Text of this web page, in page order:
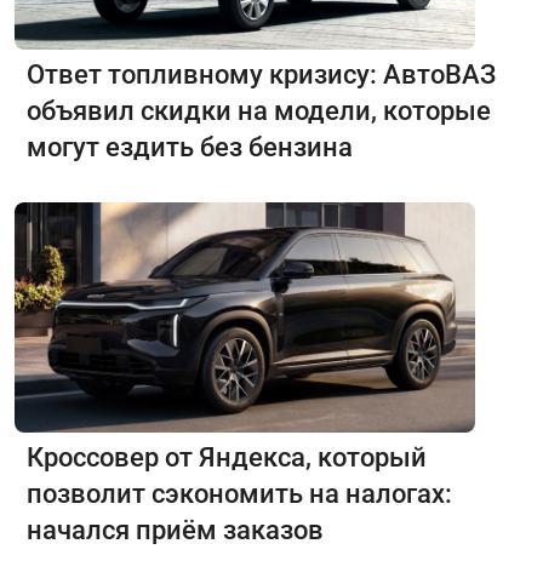
Ответ топливному кризису: АвтоВАЗ
объявил скидки на модели, которые
могут ездить без бензина
Кроссовер от Яндекса, который
позволит сэкономить на налогах:
начался приём заказов